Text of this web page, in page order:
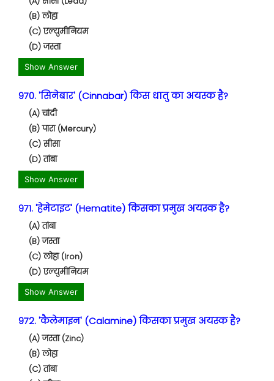
(B) लोहा
(C) एल्युमीनियम
(D) जस्ता
Show Answer
970. 'सिनेबार' (Cinnabar) किस धातु का अयस्क है?
(A) चांदी
(B) पारा (Mercury)
(C) सीसा
(D) तांबा
Show Answer
971. 'हेमेटाइट' (Hematite) किसका प्रमुख अयस्क है?
(A) तांबा
(B) जस्ता
(C) लोहा (Iron)
(D) एल्युमीनियम
Show Answer
972. 'कैलेमाइन' (Calamine) किसका प्रमुख अयस्क है?
(A) जस्ता (Zinc)
(B) लोहा
(C) तांबा